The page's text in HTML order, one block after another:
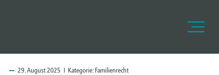
29.August 2025 I Kategorie:Familienrecht